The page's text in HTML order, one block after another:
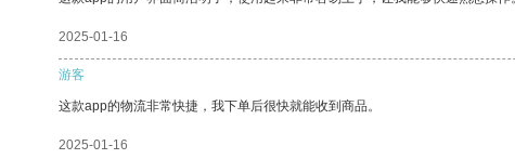
2025-01-16
游客
这款app的物流非常快捷，我下单后很快就能收到商品。
2025-01-16